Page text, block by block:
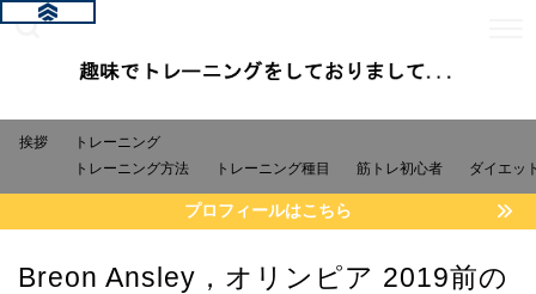
挨拶
トレーニング
トレーニング方法
トレーニング種目 筋トレ初心者 ダイエッ
プロフィールはこちら
Breon Ansley，オリンピア 2019前の